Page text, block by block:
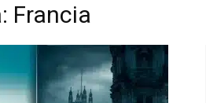
Francia